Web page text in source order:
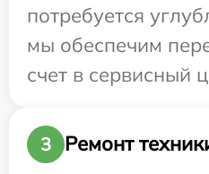
потребуется
мы обеспечим
счет в сервисный
3
Ремонт